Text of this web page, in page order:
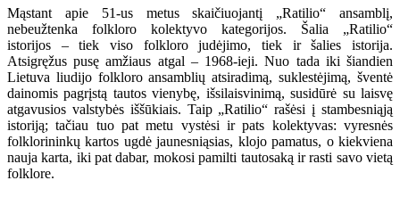
Mąstant apie 51-us metus skaičiuojantį „Ratilio“ ansamblį,
nebeužtenka folkloro kolektyvo kategorijos. Šalia „Ratilio“
istorijos – tiek viso folkloro judėjimo, tiek ir šalies istorija.
Atsigręžus pusę amžiaus atgal – 1968-ieji. Nuo tada iki šiandien
Lietuva liudijo folkloro ansamblių atsiradimą, suklestėjimą, šventė
dainomis pagrįstą tautos vienybę, išsilaisvinimą, susidūrė su laisvę
atgavusios valstybės iššūkiais. Taip „Ratilio“ rašėsi į stambesniąją
istoriją; tačiau tuo pat metu vystėsi ir pats kolektyvas: vyresnės
folklorininkų kartos ugdė jaunesniąsias, klojo pamatus, o kiekviena
nauja karta, iki pat dabar, mokosi pamilti tautosaką ir rasti savo vietą
folklore.